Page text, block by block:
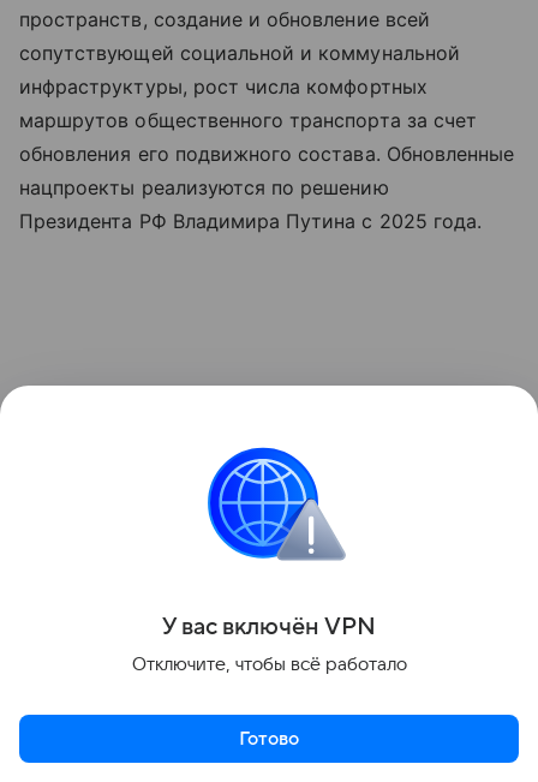
пространств, создание и обновление всей
сопутствующей социальной и коммунальной
инфраструктуры, рост числа комфортных
маршрутов общественного транспорта за счет
обновления его подвижного состава. Обновленные
нацпроекты реализуются по решению
Президента РФ Владимира Путина с 2025 года.
Актуальное Топ дня Видео
У вас включён VPN
Отключите, чтобы всё работало
Готово